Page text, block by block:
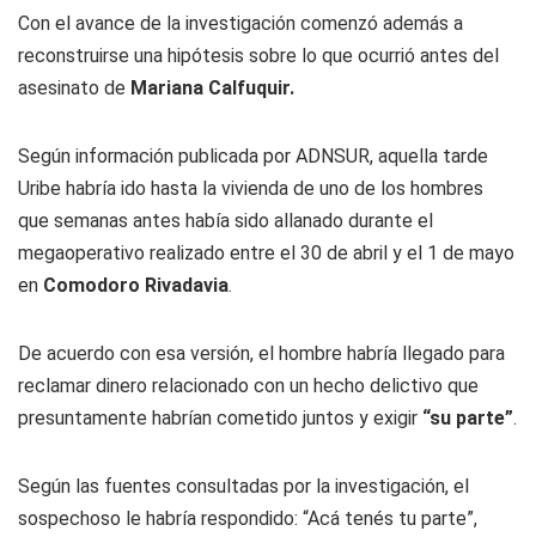
Con el avance de la investigación comenzó además a
reconstruirse una hipótesis sobre lo que ocurrió antes del
asesinato de Mariana Calfuquir.
Según información publicada por ADNSUR, aquella tarde
Uribe habría ido hasta la vivienda de uno de los hombres
que semanas antes había sido allanado durante el
megaoperativo realizado entre el 30 de abril y el 1 de mayo
en Comodoro Rivadavia.
De acuerdo con esa versión, el hombre habría llegado para
reclamar dinero relacionado con un hecho delictivo que
presuntamente habrían cometido juntos y exigir “su parte”.
Según las fuentes consultadas por la investigación, el
sospechoso le habría respondido: “Acá tenés tu parte”,